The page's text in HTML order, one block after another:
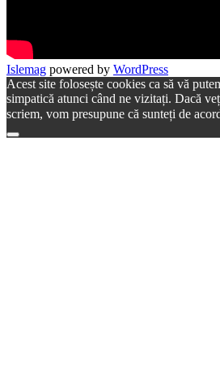
Islemag powered by WordPress
Acest site folosește cookies ca să vă
simpatică atunci când ne vizitați. Dacă
scriem, vom presupune că sunteți de